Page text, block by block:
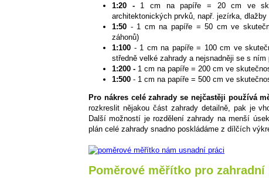
1:20 - 1 cm na papíře = 20 cm ve
architektonických prvků, např. jezírka, dlažby
1:50 - 1 cm na papíře = 50 cm ve
záhonů)
1:100 - 1 cm na papíře = 100 cm ve
středně velké zahrady a nejsnadněji se s ním
1:200 - 1 cm na papíře = 200 cm ve
1:500 - 1 cm na papíře = 500 cm ve
Pro nákres celé zahrady se nejčastěji používá
rozkreslit nějakou část zahrady detailně, pak je
Další možností je rozdělení zahrady na menší
plán celé zahrady snadno poskládáme z dílčích
Poměrové měřítko pro zahradní